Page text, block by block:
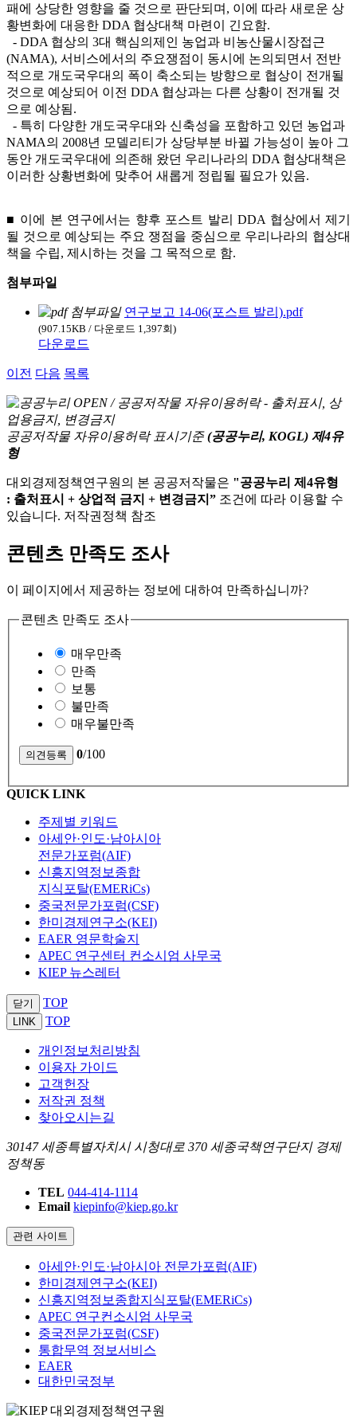
패에 상당한 영향을 줄 것으로 판단되며, 이에 따라 새로운 상
황변화에 대응한 DDA 협상대책 마련이 긴요함.
- DDA 협상의 3대 핵심의제인 농업과 비농산물시장접근
(NAMA), 서비스에서의 주요쟁점이 동시에 논의되면서 전반
적으로 개도국우대의 폭이 축소되는 방향으로 협상이 전개될
것으로 예상되어 이전 DDA 협상과는 다른 상황이 전개될 것
으로 예상됨.
- 특히 다양한 개도국우대와 신축성을 포함하고 있던 농업과
NAMA의 2008년 모델리티가 상당부분 바뀔 가능성이 높아 그
동안 개도국우대에 의존해 왔던 우리나라의 DDA 협상대책은
이러한 상황변화에 맞추어 새롭게 정립될 필요가 있음.
■ 이에 본 연구에서는 향후 포스트 발리 DDA 협상에서 제기
될 것으로 예상되는 주요 쟁점을 중심으로 우리나라의 협상대
책을 수립, 제시하는 것을 그 목적으로 함.
첨부파일
연구보고 14-06(포스트 발리).pdf
(907.15KB / 다운로드 1,397회)
다운로드
이전 다음 목록
공공저작물 자유이용허락 표시기준 (공공누리, KOGL) 제4유
형
대외경제정책연구원의 본 공공저작물은 "공공누리 제4유형
: 출처표시 + 상업적 금지 + 변경금지” 조건에 따라 이용할 수
있습니다. 저작권정책 참조
콘텐츠 만족도 조사
이 페이지에서 제공하는 정보에 대하여 만족하십니까?
콘텐츠 만족도 조사
매우만족
만족
보통
불만족
매우불만족
0/100
QUICK LINK
주제별 키워드
아세안·인도·남아시아
전문가포럼(AIF)
신흥지역정보종합
지식포탈(EMERiCs)
중국전문가포럼(CSF)
한미경제연구소(KEI)
EAER 영문학술지
APEC 연구센터 컨소시엄 사무국
KIEP 뉴스레터
닫기 TOP
LINK TOP
개인정보처리방침
이용자 가이드
고객헌장
저작권 정책
찾아오시는길
30147 세종특별자치시 시청대로 370 세종국책연구단지 경제
정책동
TEL 044-414-1114
Email kiepinfo@kiep.go.kr
관련 사이트
아세안·인도·남아시아 전문가포럼(AIF)
한미경제연구소(KEI)
신흥지역정보종합지식포탈(EMERiCs)
APEC 연구컨소시엄 사무국
중국전문가포럼(CSF)
통합무역 정보서비스
EAER
대한민국정부